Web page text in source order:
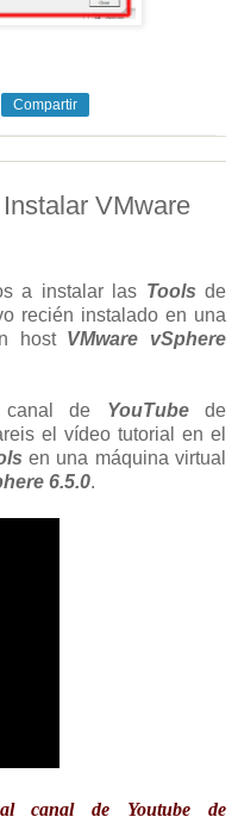
Compartir
VMware
a instalar las Tools de
recién instalado en una
host VMware vSphere
canal de YouTubede
el vídeo tutorial en el
en una máquina virtual
6.5.0.
canal de Youtube de